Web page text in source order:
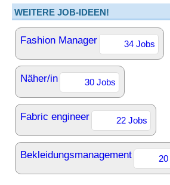
WEITERE JOB-IDEEN!
Fashion Manager 34 Jobs
Näher/in 30 Jobs
Fabric engineer 22 Jobs
Bekleidungsmanagement